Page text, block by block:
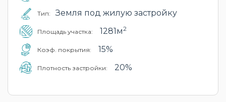
Тип: Земля под жилую застройку
Площадь участка: 1281м2
Коэф. покрытия: 15%
Плотность застройки: 20%